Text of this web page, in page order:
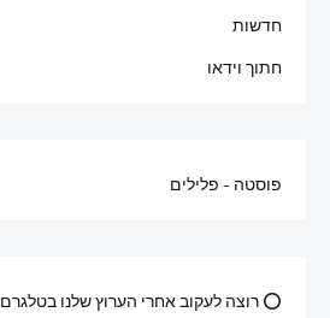
חדשות
חתוך וידאו
פוסטה - פלילים
⭕ רוצה לעקוב אחרי הערוץ שלנו בטלגרם